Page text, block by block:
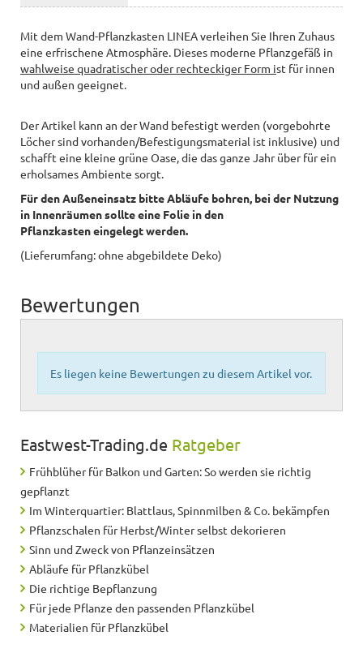
Mit dem Wand-Pflanzkasten LINEA verleihen Sie Ihren Zuhaus
eine erfrischene Atmosphäre. Dieses moderne Pflanzgefäß in
wahlweise quadratischer oder rechteckiger Form ist für innen
und außen geeignet.
Der Artikel kann an der Wand befestigt werden (vorgebohrte
Löcher sind vorhanden/Befestigungsmaterial ist inklusive) und
schafft eine kleine grüne Oase, die das ganze Jahr über für ein
erholsames Ambiente sorgt.
Für den Außeneinsatz bitte Abläufe bohren, bei der Nutzung
in Innenräumen sollte eine Folie in den
Pflanzkasten eingelegt werden.
(Lieferumfang: ohne abgebildete Deko)
Bewertungen
Es liegen keine Bewertungen zu diesem Artikel vor.
Eastwest-Trading.de Ratgeber
Frühblüher für Balkon und Garten: So werden sie richtig
gepflanzt
Im Winterquartier: Blattlaus, Spinnmilben & Co. bekämpfen
Pflanzschalen für Herbst/Winter selbst dekorieren
Sinn und Zweck von Pflanzeinsätzen
Abläufe für Pflanzkübel
Die richtige Bepflanzung
Für jede Pflanze den passenden Pflanzkübel
Materialien für Pflanzkübel